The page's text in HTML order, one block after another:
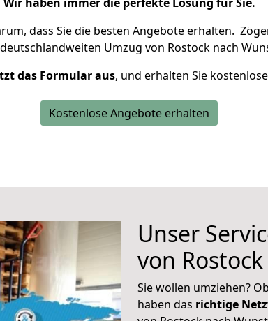
dass Sie die besten Angebote erhalten.
Umzug von Rostock nach
das Formular aus, und erhalten Sie
Kostenlose Angebote erhalten
Unser
von
Sie wollen umziehen?
haben das richtige